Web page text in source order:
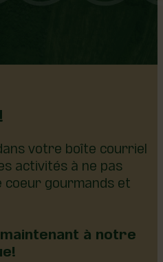
votre boîte courriel
activités à ne pas
coeur gourmands et
à notre